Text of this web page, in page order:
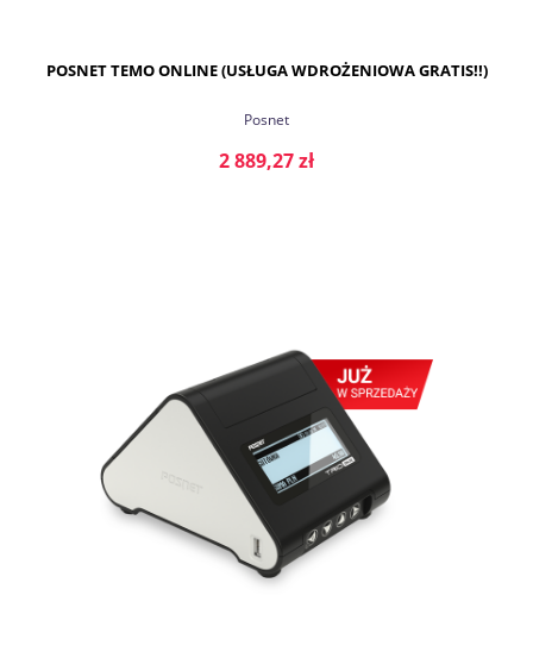
POSNET TEMO ONLINE (USŁUGA WDROŻENIOWA GRATIS!!)
Posnet
2 889,27 zł